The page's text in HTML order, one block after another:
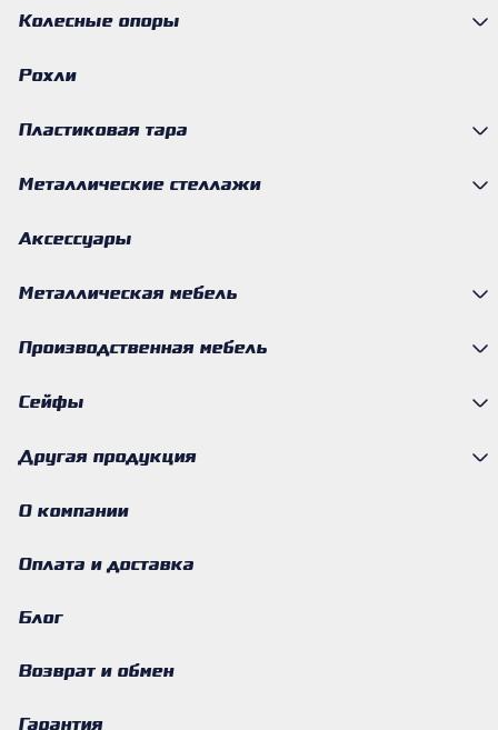
Колесные опоры
Рохли
Пластиковая тара
Металлические стеллажи
Аксессуары
Металлическая мебель
Производственная мебель
Сейфы
Другая продукция
О компании
Оплата и доставка
Блог
Возврат и обмен